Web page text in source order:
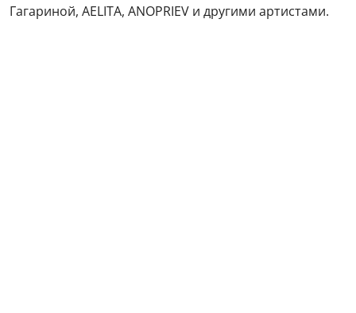
Гагариной, AELITA, ANOPRIEV и другими артистами.